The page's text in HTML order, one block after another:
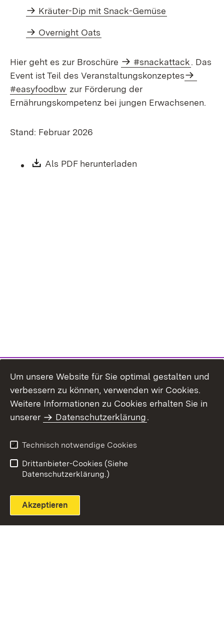
Kräuter-Dip mit Snack-Gemüse
Overnight Oats
Hier geht es zur Broschüre #snackattack. Das
Event ist Teil des Veranstaltungskonzeptes
#easyfoodbw zur Förderung der
Ernährungskompetenz bei jungen Erwachsenen.
Stand: Februar 2026
Download:
Als PDF herunterladen
Themenübersicht
Um unsere Website für Sie optimal gestalten und
verbessern zu können, verwenden wir Cookies.
Weitere Informationen zu Cookies erhalten Sie in
unserer
Datenschutzerklärung.
Technisch notwendige Cookies
Drittanbieter-Cookies (Siehe
Datenschutzerklärung.)
Akzeptieren